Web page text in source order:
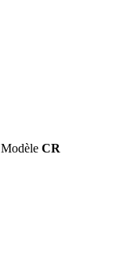
Modèle CR